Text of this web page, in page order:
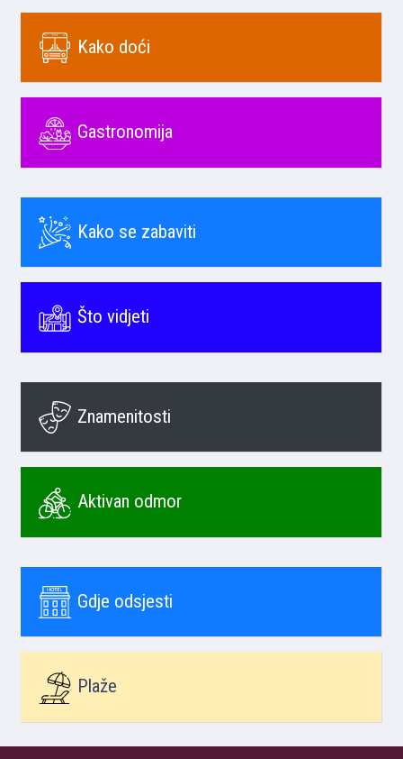
Kako doći
Gastronomija
Kako se zabaviti
Što vidjeti
Znamenitosti
Aktivan odmor
Gdje odsjesti
Plaže